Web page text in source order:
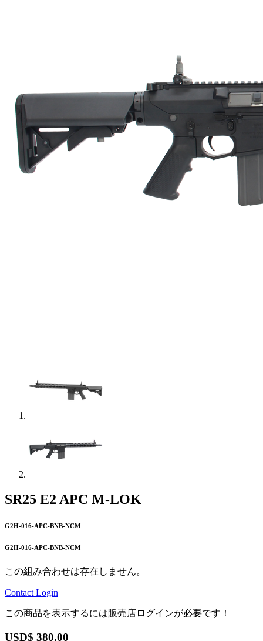
SR25 E2 APC M-LOK
G2H-016-APC-BNB-NCM
G2H-016-APC-BNB-NCM
この組み合わせは存在しません。
Contact Login
この商品を表示するには販売店ログインが必要です！
USD$ 380.00